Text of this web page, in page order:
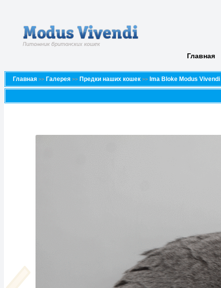
Главная
Главная >> Галерея >> Предки наших кошек >> Ima Bloke Modus Vivendi